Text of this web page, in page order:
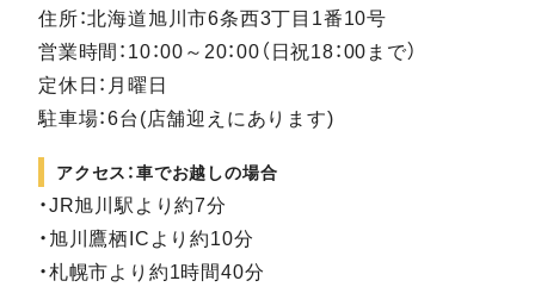
住所：北海道旭川市6条西3丁目1番10号
営業時間：10：00～20：00（日祝18：00まで）
定休日：月曜日
駐車場：6台(店舗迎えにあります)
アクセス：車でお越しの場合
・JR旭川駅より約7分
・旭川鷹栖ICより約10分
・札幌市より約1時間40分